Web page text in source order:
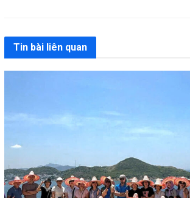
Tin bài liên quan